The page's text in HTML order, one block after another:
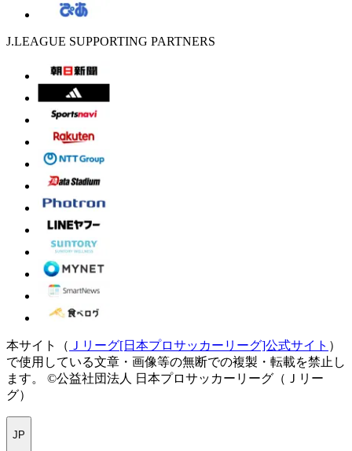
J.LEAGUE SUPPORTING PARTNERS
本サイト（ Ｊリーグ[日本プロサッカーリーグ]公式サイト ）
で使用している文章・画像等の無断での複製・転載を禁止し
ます。
©公益社団法人 日本プロサッカーリーグ（Ｊリー
グ）
JP